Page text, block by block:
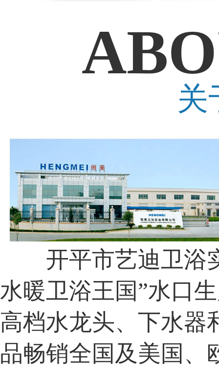
关
开平市艺迪卫浴
水暖卫浴王国”水口
高档水龙头、下水器
品畅销全国及美国、